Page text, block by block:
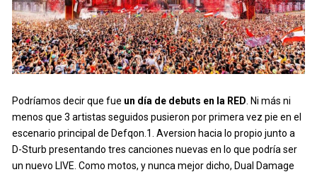
Podríamos decir que fue un día de debuts en la RED . Ni más ni
menos que 3 artistas seguidos pusieron por primera vez pie en el
escenario principal de Defqon.1. Aversion hacia lo propio junto a
D-Sturb presentando tres canciones nuevas en lo que podría ser
un nuevo LIVE. Como motos, y nunca mejor dicho, Dual Damage